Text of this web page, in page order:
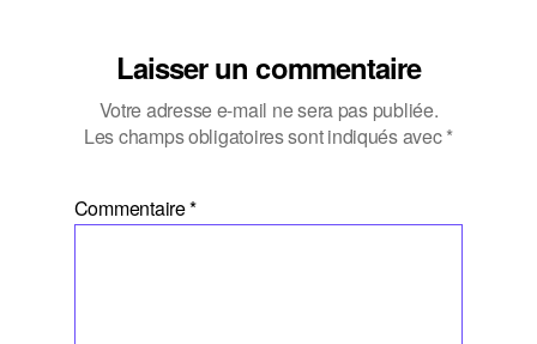
Laisser un commentaire
Votre adresse e-mail ne sera pas publiée.
Les champs obligatoires sont indiqués avec*
Commentaire*